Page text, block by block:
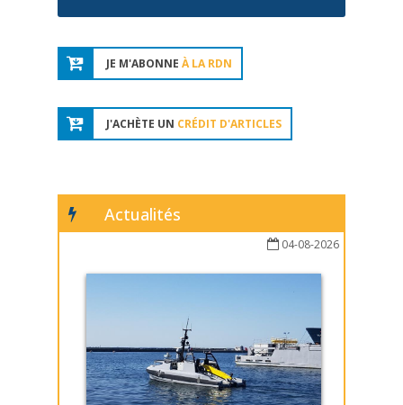
JE M'ABONNE À LA RDN
J'ACHÈTE UN CRÉDIT D'ARTICLES
Actualités
04-08-2026